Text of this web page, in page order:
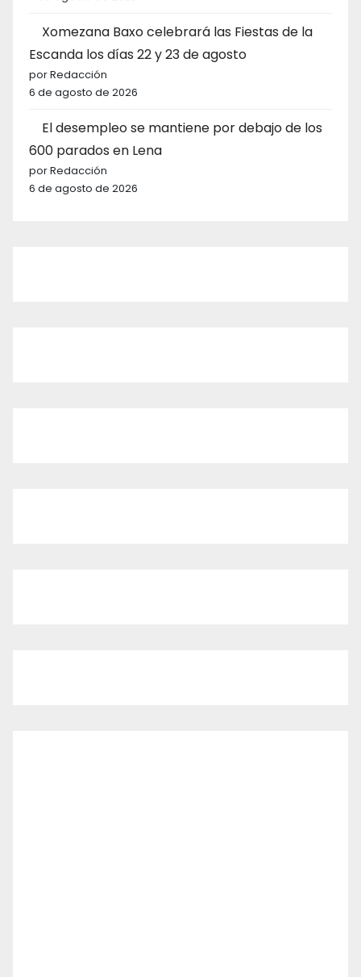
Xomezana Baxo celebrará las Fiestas de la
Escanda los días 22 y 23 de agosto
por Redacción
6 de agosto de 2026
El desempleo se mantiene por debajo de los
600 parados en Lena
por Redacción
6 de agosto de 2026